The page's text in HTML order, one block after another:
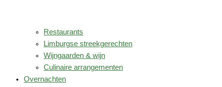
Restaurants
Limburgse streekgerechten
Wijngaarden & wijn
Culinaire arrangementen
Overnachten